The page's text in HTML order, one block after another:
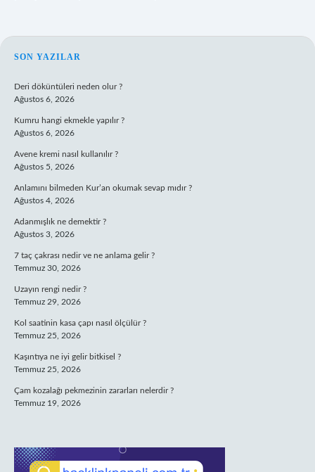
SIDEBAR
SON YAZILAR
Deri döküntüleri neden olur ?
Ağustos 6, 2026
Kumru hangi ekmekle yapılır ?
Ağustos 6, 2026
Avene kremi nasıl kullanılır ?
Ağustos 5, 2026
Anlamını bilmeden Kur’an okumak sevap mıdır ?
Ağustos 4, 2026
Adanmışlık ne demektir ?
Ağustos 3, 2026
7 taç çakrası nedir ve ne anlama gelir ?
Temmuz 30, 2026
Uzayın rengi nedir ?
Temmuz 29, 2026
Kol saatinin kasa çapı nasıl ölçülür ?
Temmuz 25, 2026
Kaşıntıya ne iyi gelir bitkisel ?
Temmuz 25, 2026
Çam kozalağı pekmezinin zararları nelerdir ?
Temmuz 19, 2026